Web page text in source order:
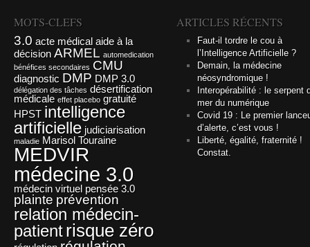
MOTS-CLEFS
3.0 acte médical aide à la
décision ARMEL automedication
bénéfices secondaires CMU
diagnostic DMP DMP 3.0
délégation des tâches désertification
médicale effet placebo gratuité
HPST intelligence
artificielle judiciarisation
maladie Marisol Touraine
MEDVIR
médecine 3.0
médecin virtuel pensée 3.0
plainte prévention
relation médecin-
patientrisque zéro
ARTICLES RÉCENTS
Faut-il tordre le cou à
l’Intelligence Artificielle ?
Demain, la médecine
néosyndromique !
Interopérabilité : le serpent
mer du numérique
Covid 19 : Le premier
d’alerte, c’est vous !
Liberté, égalité, fraternité !
Constat.